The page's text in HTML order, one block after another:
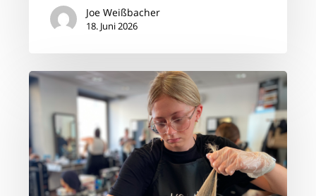
Joe Weißbacher
18. Juni 2026
👉
stärkste
in
die
Friseurkarriere